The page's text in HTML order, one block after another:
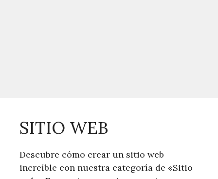
SITIO WEB
Descubre cómo crear un sitio web
increíble con nuestra categoría de «Sitio